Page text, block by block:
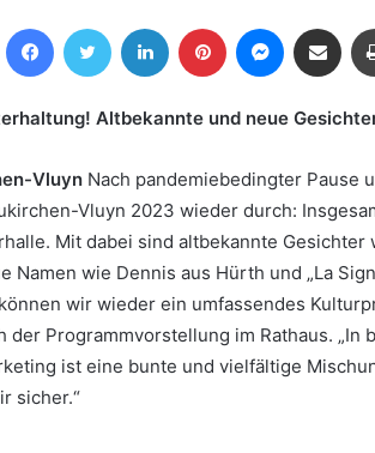
eine
E-
FacebookTwitter LinkedIn Pinterest Messenger
Teile per E-Mail
Altbekannte und neue
Vluyn Nach pandemiebedingter Pause
Vluyn 2023 wieder durch:
Mit dabei sind altbekannte
Namen wie Dennis aus Hürth und „La
wir wieder ein umfassendes
der Programmvorstellung im Rathaus.
ist eine bunte und vielfältige
sicher.“